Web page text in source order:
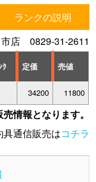
ランクの説明
店 0829-31-2611
ｸ 定価 売値
34200 11800
情報となります。
具通信販売はコチラ